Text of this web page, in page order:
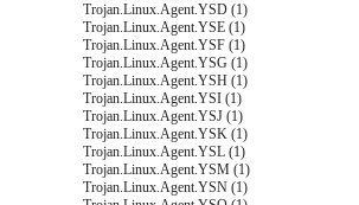
Trojan.Linux.Agent.YSD (1)
Trojan.Linux.Agent.YSE (1)
Trojan.Linux.Agent.YSF (1)
Trojan.Linux.Agent.YSG (1)
Trojan.Linux.Agent.YSH (1)
Trojan.Linux.Agent.YSI (1)
Trojan.Linux.Agent.YSJ (1)
Trojan.Linux.Agent.YSK (1)
Trojan.Linux.Agent.YSL (1)
Trojan.Linux.Agent.YSM (1)
Trojan.Linux.Agent.YSN (1)